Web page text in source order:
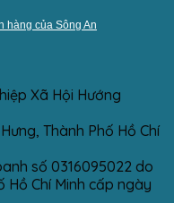
hàng của Sông An
Xã Hội Hướng
Thành Phố Hồ Chí
số 0316095022 do
Chí Minh cấp ngày